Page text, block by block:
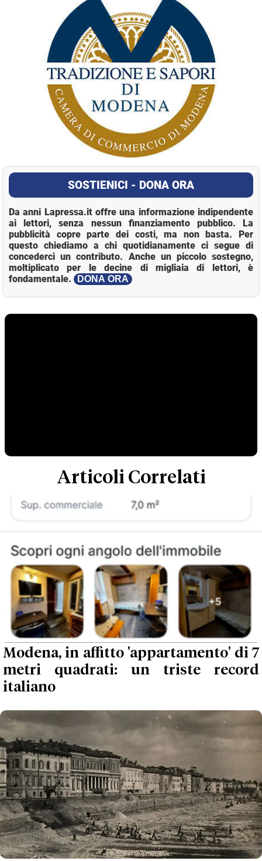
SOSTIENICI - DONA ORA
Da anni Lapressa.it offre una informazione indipendente
ai lettori, senza nessun finanziamento pubblico. La
pubblicità copre parte dei costi, ma non basta. Per
questo chiediamo a chi quotidianamente ci segue di
concederci un contributo. Anche un piccolo sostegno,
moltiplicato per le decine di migliaia di lettori, è
fondamentale.
DONA ORA
Articoli Correlati
Modena, in affitto 'appartamento' di 7
metri quadrati: un triste record
italiano